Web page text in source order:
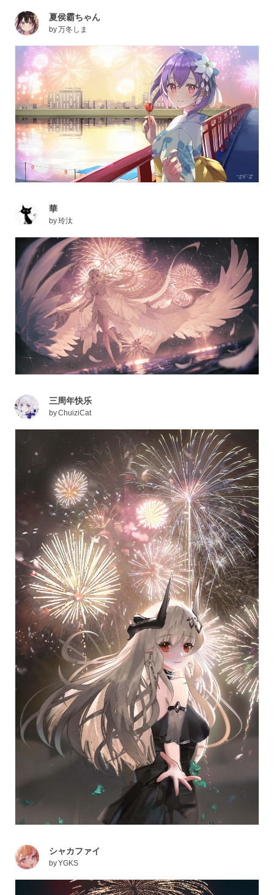
夏侯霸ちゃん
by万冬しま
華
by玲汰
三周年快乐
byChuiziCat
シャカファイ
byYGKS